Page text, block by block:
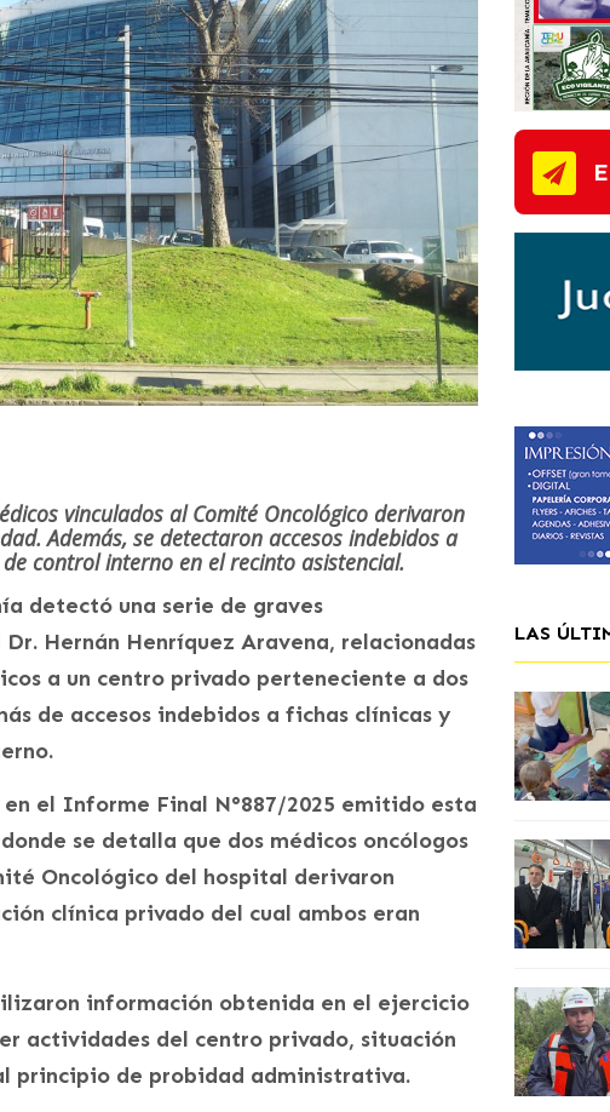
vinculados al Comité Oncológico derivaron
Además, se detectaron accesos indebidos a
control interno en el recinto asistencial.
detectó una serie de graves
Hernán Henríquez Aravena, relacionadas
a un centro privado perteneciente a dos
de accesos indebidos a fichas clínicas y
el Informe Final N°887/2025 emitido esta
se detalla que dos médicos oncólogos
Oncológico del hospital derivaron
clínica privado del cual ambos eran
información obtenida en el ejercicio
actividades del centro privado, situación
principio de probidad administrativa.
LAS